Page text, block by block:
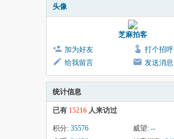
头像
芝麻拍客
加为好友
打个招呼
给我留言
发送消息
统计信息
已有 15216 人来访过
积分: 35576 威望: --